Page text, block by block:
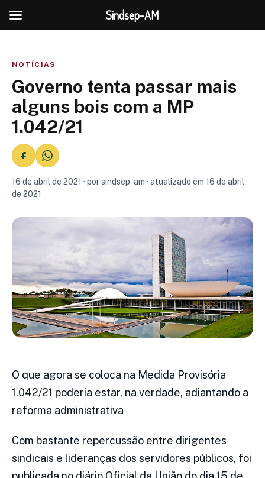
NOTÍCIAS
Governo tenta passar mais
alguns bois com a MP
1.042/21
16 de abril de 2021 · por sindsep-am · atualizado em 16 de abril
de 2021
O que agora se coloca na Medida Provisória
1.042/21 poderia estar, na verdade, adiantando a
reforma administrativa
Com bastante repercussão entre dirigentes
sindicais e lideranças dos servidores públicos, foi
Sindsep-AM